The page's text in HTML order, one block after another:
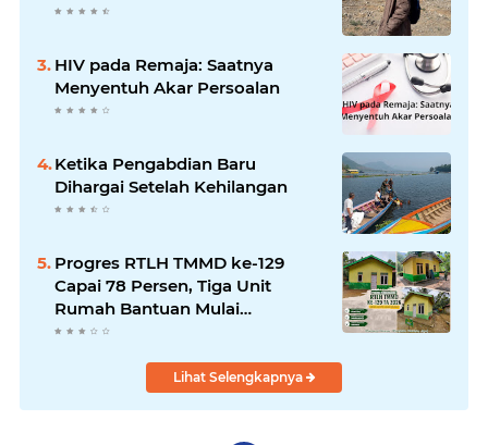
HIV pada Remaja: Saatnya
Menyentuh Akar Persoalan
Ketika Pengabdian Baru
Dihargai Setelah Kehilangan
Progres RTLH TMMD ke-129
Capai 78 Persen, Tiga Unit
Rumah Bantuan Mulai
Rampung
Lihat Selengkapnya